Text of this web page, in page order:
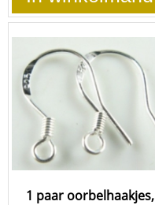
1 paar oorbelhaakjes,